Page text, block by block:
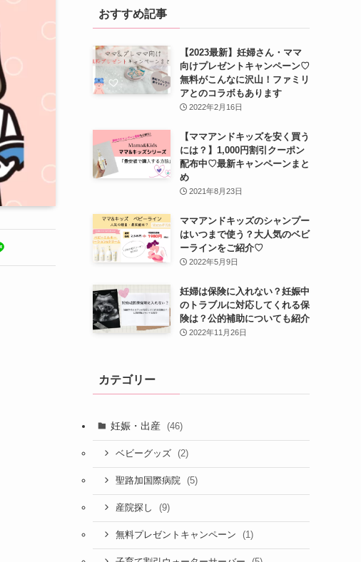
おすすめ記事
【2023最新】妊婦さん・ママ
向けプレゼントキャンペーン♡
無料がこんなに沢山！ファミリ
アとのコラボもあります
2022年2月16日
【ママアンドキッズを安く買う
には？】1,000円割引クーポン
配布中♡最新キャンペーンまと
め
2021年8月23日
ママアンドキッズのシャンプー
はいつまで使う？大人気のベビ
ーラインをご紹介♡
2022年5月9日
妊婦は保険に入れない？妊娠中
のトラブルに対応してくれる保
険は？公的補助についても紹介
2022年11月26日
カテゴリー
妊娠・出産 (46)
ベビーグッズ (2)
聖路加国際病院 (5)
産院探し (9)
無料プレゼントキャンペーン (1)